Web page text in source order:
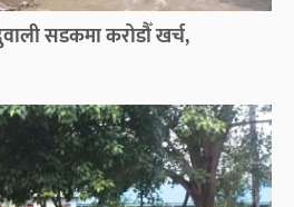
सडकमा करोडौँ खर्च,